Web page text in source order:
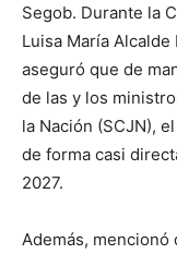
Segob. Durante la
Luisa María
aseguró que de
de las y los
la Nación (SCJN),
de forma casi
2027.
Además, mencionó